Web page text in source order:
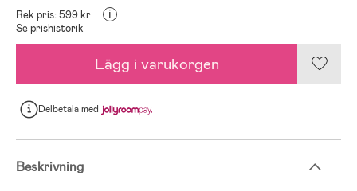
Rek pris: 599 kr
i
Se prishistorik
Lägg i varukorgen
Delbetalamed
Beskrivning